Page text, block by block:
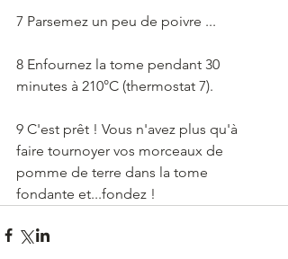
7 Parsemez un peu de poivre ...
8 Enfournez la tome pendant 30
minutes à 210°C (thermostat 7).
9 C'est prêt ! Vous n'avez plus qu'à
faire tournoyer vos morceaux de
pomme de terre dans la tome
fondante et...fondez !